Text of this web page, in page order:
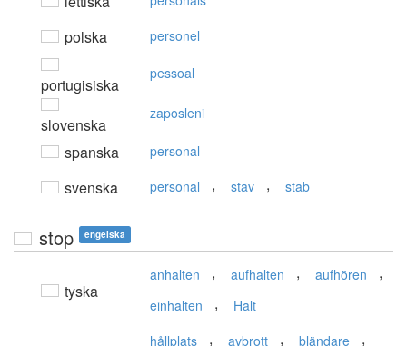
polska personel
portugisiska
pessoal
slovenska
zaposleni
spanska personal
svenska personal , stav , stab
stop engelska
tyska
anhalten , aufhalten , aufhören ,
einhalten , Halt
hållplats , avbrott , bländare ,